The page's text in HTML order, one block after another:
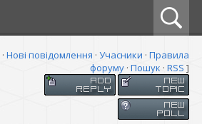
· Нові повідомлення · Учасники · Правила
форуму · Пошук · RSS ]